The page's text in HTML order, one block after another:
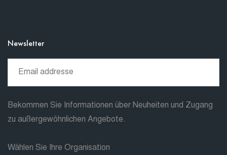
Newsletter
Bekommen Sie Informationen über Neuheiten und Zugang
zu außergewöhnlichen Angebote.
Wählen Sie Ihre Organisation